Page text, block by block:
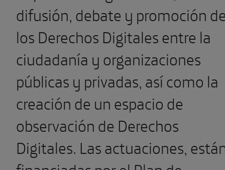
difusión, debate y promoción
los Derechos Digitales entre la
ciudadanía y organizaciones
públicas y privadas, así como la
creación de un espacio de
observación de Derechos
Digitales. Las actuaciones,